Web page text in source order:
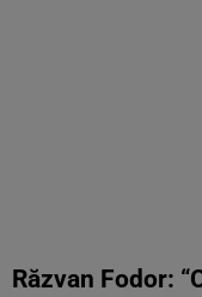
Răzvan Fodor: